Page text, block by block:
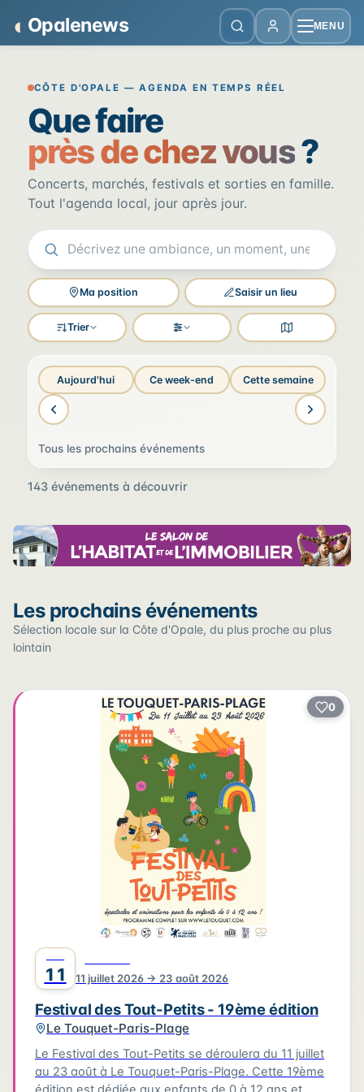
◐ Opalenews MENU
Opalenews — Événements de la
CÔTE D'OPALE — AGENDA EN TEMPS RÉEL
Que faire
près de chez vous?
Concerts, marchés, festivals et sorties en famille.
Tout l'agenda local, jour après jour.
Ma position Saisir un lieu
Trier Filtres Voir la carte
Aujourd'hui Ce week-end Cette semaine
Tous les prochains événements
143 événements à découvrir
Cliquez sur un pin pour voir l'événement — les lieux qui
en accueillent plusieurs sont regroupés.
2
2
12
2 3
6
17
22
4
2
2
3
2
+
Leaflet|©OpenStreetMap
Les prochains événements
Sélection locale sur la Côte d'Opale, du plus proche au plus
lointain
0
11 11 juillet 2026 → 23 août 2026
Festival des Tout-Petits - 19ème édition
Le Touquet-Paris-Plage
Le Festival des Tout-Petits se déroulera du 11 juillet
au 23 août à Le Touquet-Paris-Plage. Cette 19ème